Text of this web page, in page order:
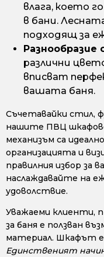
влага, което
в бани.
подходящ за
различни
вписват
вашата баня.
Съчетавайки стил,
нашите ПВЦ
механизъм са
организацията и
правилния избор за
наслаждавайте на
удоволствие.
Уважаеми клиенти,
за баня е ползван
материал. Шкафът е
Единственият